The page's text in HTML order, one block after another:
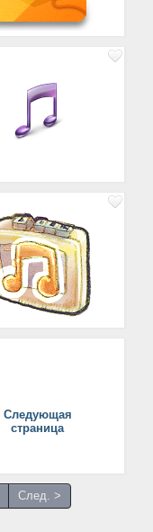
Следующая
страница
След. >